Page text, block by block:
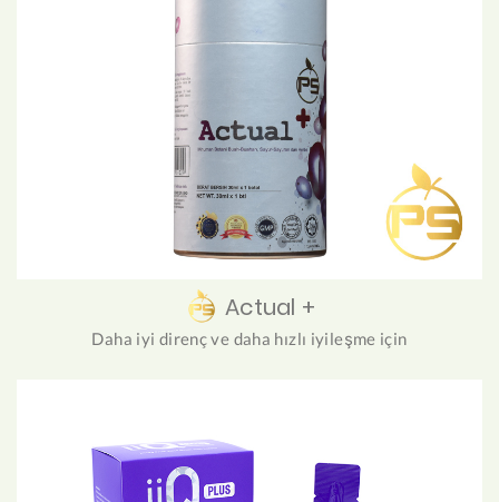
Actual +
Daha iyi direnç ve daha hızlı iyileşme için